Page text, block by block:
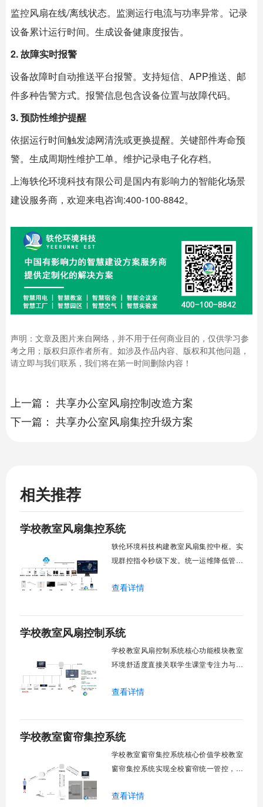
监控风扇在线/离线状态。监测运行电流与功率异常。记录
设备累计运行时间。生成设备健康度报告。
2. 故障实时报警
设备故障时自动推送平台报警。支持短信、APP推送、邮
件多种告警方式。报警信息包含设备位置与故障代码。
3. 预防性维护提醒
依据运行时间触发滤网清洗或更换提醒。关键部件寿命预
警。生成周期性维护工单。维护记录电子化存档。
上海轶伦环境科技有限公司是国内有影响力的智能化场景
建设服务商，欢迎来电咨询:400-100-8842。
声明：文章及图片来自网络，并不用于任何商业目的，仅供学习参
考之用；版权归原作者所有。如涉及作品内容、版权和其他问题，
请立即与我们联系，我们将在第一时间删除内容！
上一篇： 共享办公室风扇控制改造方案
下一篇： 共享办公室风扇集控升级方案
相关推荐
学校教室风扇集控系统
轶伦环境科技构建教室风扇集控中枢。实
现群控指令秒级下发。统一运维降低管理
巡检盲区。保障教学环境温湿度适宜。数
块清单：远程集中控制。智能定时调度。
环境自适应调节。能耗监测统计。故障预
查看详情
学校教室风扇控制系统
学校教室风扇控制系统核心功能模块教室
环境舒适度直接关联学生课堂专注力与学
领域，打造教室风扇控制系统，实现温度
分组联动、安全防护六大模块一体化运
行，为学校提供精细化风扇管理方案。
查看详情
学校教室窗帘集控系统
学校教室窗帘集控系统核心价值学校教室
窗帘集控系统实现全校窗帘统一管控，提
能化改造后，一键完成全校窗帘开合，节
查看详情